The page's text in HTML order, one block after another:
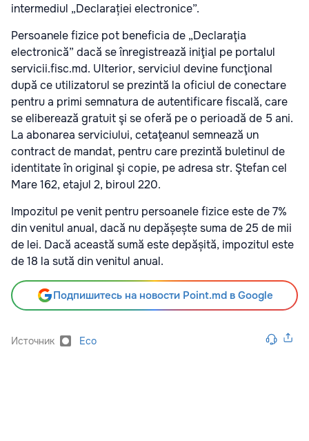
intermediul „Declarației electronice”.
Persoanele fizice pot beneficia de „Declaraţia
electronică” dacă se înregistrează iniţial pe portalul
servicii.fisc.md. Ulterior, serviciul devine funcţional
după ce utilizatorul se prezintă la oficiul de conectare
pentru a primi semnatura de autentificare fiscală, care
se eliberează gratuit şi se oferă pe o perioadă de 5 ani.
La abonarea serviciului, cetaţeanul semnează un
contract de mandat, pentru care prezintă buletinul de
identitate în original şi copie, pe adresa str. Ştefan cel
Mare 162, etajul 2, biroul 220.
Impozitul pe venit pentru persoanele fizice este de 7%
din venitul anual, dacă nu depășește suma de 25 de mii
de lei. Dacă această sumă este depășită, impozitul este
de 18 la sută din venitul anual.
Подпишитесь на новости Point.md в Google
Источник Eco